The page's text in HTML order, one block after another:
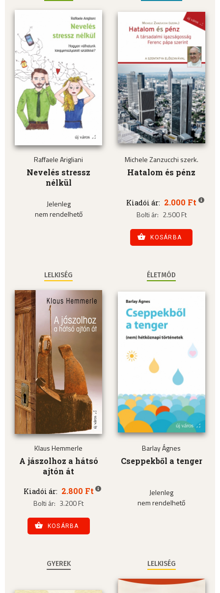
Raffaele Arigliani
Nevelés stressz
nélkül
Jelenleg
nem rendelhető
Michele Zanzucchi szerk.
Hatalom és pénz
Kiadói ár: 2.000 Ft
Bolti ár: 2.500 Ft
KOSÁRBA
LELKISÉG
Klaus Hemmerle
A jászolhoz a hátsó
ajtón át
Kiadói ár: 2.800 Ft
Bolti ár: 3.200 Ft
KOSÁRBA
ÉLETMÓD
Barlay Ágnes
Cseppekből a tenger
Jelenleg
nem rendelhető
GYEREK LELKISÉG